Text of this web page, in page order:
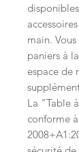
main.
paniers à
espace de
La "Table
conforme